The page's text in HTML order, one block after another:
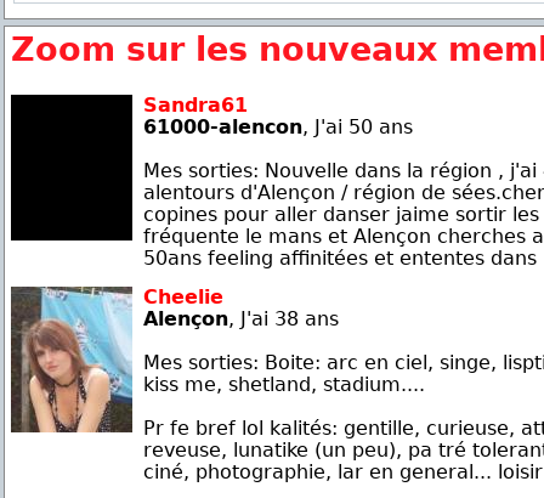
Zoom sur les nouveaux
Sandra61
61000-alencon, J'ai 50 ans
Mes sorties: Nouvelle dans la région ,
alentours d'Alençon / région de
copines pour aller danser jaime sortir
fréquente le mans et Alençon cherches
50ans feeling affinitées et ententes dans
Cheelie
Alençon, J'ai 38 ans
Mes sorties: Boite: arc en ciel, singe,
kiss me, shetland, stadium....
Pr fe bref lol kalités: gentille, curieuse,
reveuse, lunatike (un peu), pa tré
ciné, photographie, lar en general...